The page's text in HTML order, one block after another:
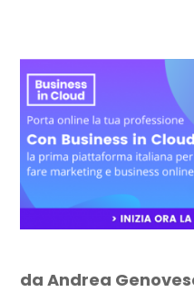
daAndrea